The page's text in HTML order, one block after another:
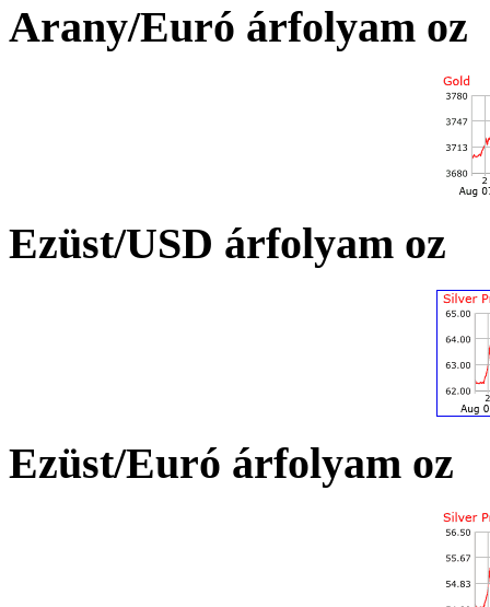
Arany/Euró árfolyam oz
Ezüst/USD árfolyam oz
Ezüst/Euró árfolyam oz